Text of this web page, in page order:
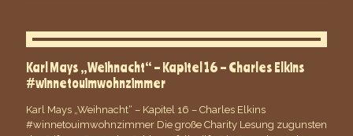
Karl Mays „Weihnacht“ – Kapitel 16 – Charles Elkins
#winnetouimwohnzimmer
Karl Mays „Weihnacht“ – Kapitel 16 – Charles Elkins
#winnetouimwohnzimmer Die große Charity Lesung zugunsten